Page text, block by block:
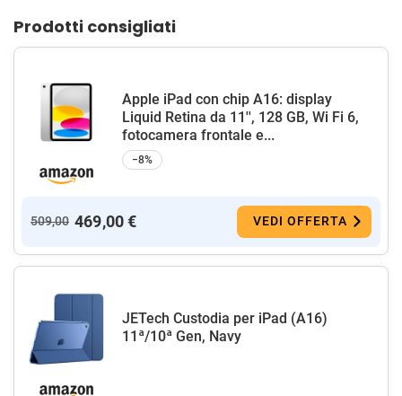
Prodotti consigliati
Apple iPad con chip A16: display
Liquid Retina da 11'', 128 GB, Wi Fi 6,
fotocamera frontale e...
−8%
509,00 469,00 € VEDI OFFERTA
JETech Custodia per iPad (A16)
11ª/10ª Gen, Navy